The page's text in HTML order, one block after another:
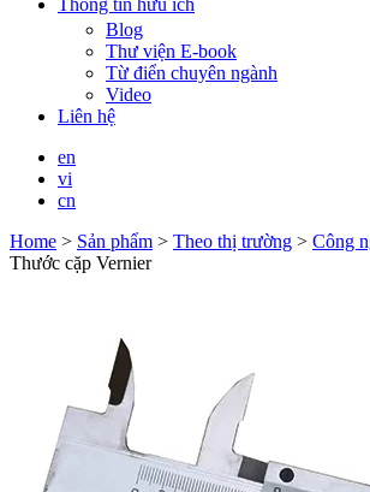
Thông tin hữu ích
Blog
Thư viện E-book
Từ điển chuyên ngành
Video
Liên hệ
en
vi
cn
Home > Sản phẩm > Theo thị trường > Công
Thước cặp Vernier